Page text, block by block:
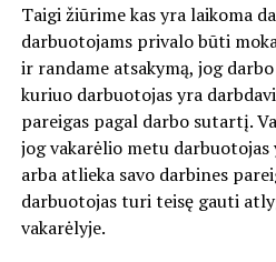
Taigi žiūrime kas yra laikoma
darbuotojams privalo būti
ir randame atsakymą, jog
kuriuo darbuotojas yra
pareigas pagal darbo sutartį.
jog vakarėlio metu
arba atlieka savo darbines
darbuotojas turi teisę gauti
vakarėlyje.